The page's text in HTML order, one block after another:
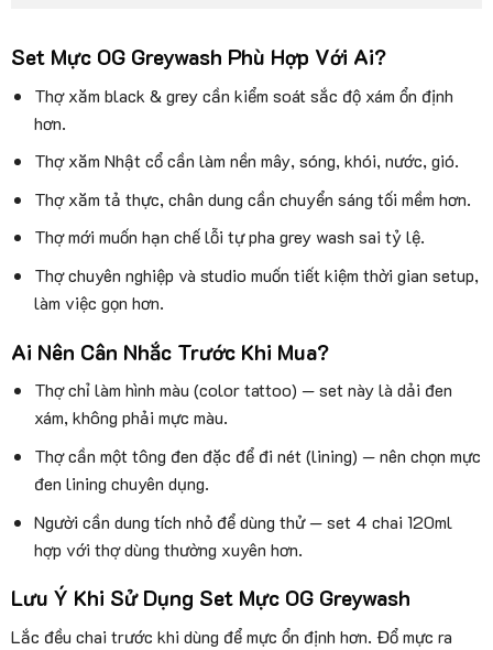
Set Mực OG Greywash Phù Hợp Với Ai?
Thợ xăm black & grey cần kiểm soát sắc độ xám ổn định
hơn.
Thợ xăm Nhật cổ cần làm nền mây, sóng, khói, nước, gió.
Thợ xăm tả thực, chân dung cần chuyển sáng tối mềm hơn.
Thợ mới muốn hạn chế lỗi tự pha grey wash sai tỷ lệ.
Thợ chuyên nghiệp và studio muốn tiết kiệm thời gian setup,
làm việc gọn hơn.
Ai Nên Cân Nhắc Trước Khi Mua?
Thợ chỉ làm hình màu (color tattoo) — set này là dải đen
xám, không phải mực màu.
Thợ cần một tông đen đặc để đi nét (lining) — nên chọn mực
đen lining chuyên dụng.
Người cần dung tích nhỏ để dùng thử — set 4 chai 120ml
hợp với thợ dùng thường xuyên hơn.
Lưu Ý Khi Sử Dụng Set Mực OG Greywash
Lắc đều chai trước khi dùng để mực ổn định hơn. Đổ mực ra